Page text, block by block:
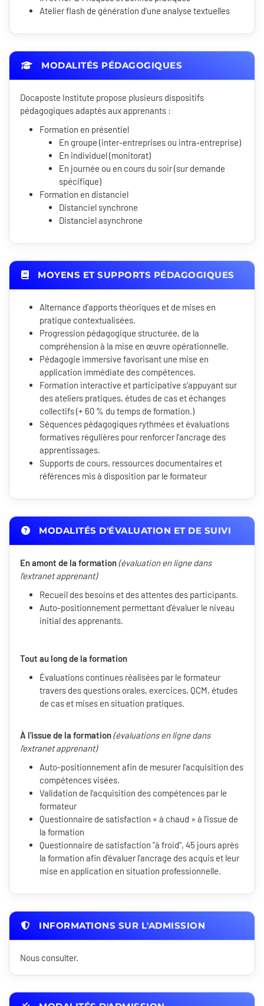
Atelier flash de génération d'une analyse textuelles
MODALITÉS PÉDAGOGIQUES
Docaposte Institute propose plusieurs dispositifs
pédagogiques adaptés aux apprenants :
Formation en présentiel
En groupe (inter-entreprises ou intra-entreprise)
En individuel (monitorat)
En journée ou en cours du soir (sur demande
spécifique)
Formation en distanciel
Distanciel synchrone
Distanciel asynchrone
MOYENS ET SUPPORTS PÉDAGOGIQUES
Alternance d'apports théoriques et de mises en
pratique contextualisées.
Progression pédagogique structurée, de la
compréhension à la mise en œuvre opérationnelle.
Pédagogie immersive favorisant une mise en
application immédiate des compétences.
Formation interactive et participative s'appuyant sur
des ateliers pratiques, études de cas et échanges
collectifs (+ 60 % du temps de formation.)
Séquences pédagogiques rythmées et évaluations
formatives régulières pour renforcer l'ancrage des
apprentissages.
Supports de cours, ressources documentaires et
références mis à disposition par le formateur
MODALITÉS D'ÉVALUATION ET DE SUIVI
En amont de la formation(évaluation en ligne dans
l'extranet apprenant)
Recueil des besoins et des attentes des participants.
Auto-positionnement permettant d'évaluer le niveau
initial des apprenants.
Tout au long de la formation
Évaluations continues réalisées par le formateur
travers des questions orales, exercices, QCM, études
de cas et mises en situation pratiques.
À l'issue de la formation(évaluations en ligne dans
l'extranet apprenant)
Auto-positionnement afin de mesurer l'acquisition des
compétences visées.
Validation de l'acquisition des compétences par le
formateur
Questionnaire de satisfaction « à chaud » à l'issue de
la formation
Questionnaire de satisfaction "à froid", 45 jours après
la formation afin d'évaluer l'ancrage des acquis et leur
mise en application en situation professionnelle.
INFORMATIONS SUR L'ADMISSION
Nous consulter.